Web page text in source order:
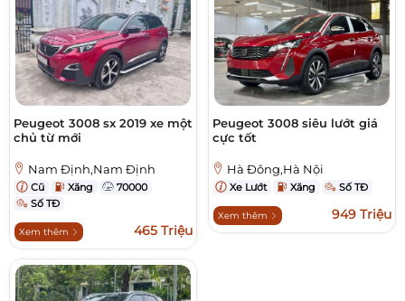
Peugeot 3008 sx 2019 xe một
chủ từ mới
Nam Định,Nam Định
Cũ Xăng
70000
Số TĐ
Xem thêm 465 Triệu
Peugeot 3008 siêu lướt giá
cực tốt
Hà Đông,Hà Nội
Xe Lướt Xăng Số TĐ
Xem thêm 949 Triệu